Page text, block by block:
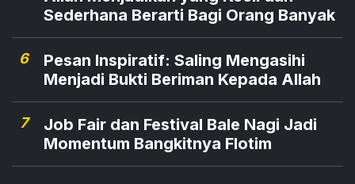
Sederhana Berarti Bagi Orang Banyak
6
Pesan Inspiratif: Saling Mengasihi
Menjadi Bukti Beriman Kepada Allah
7
Job Fair dan Festival Bale Nagi Jadi
Momentum Bangkitnya Flotim